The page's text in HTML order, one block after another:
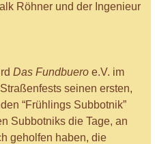
Röhner und der Ingenieur
Das Fundbuero e.V. im
seinen ersten,
“Frühlings Subbotnik”
Subbotniks die Tage, an
geholfen haben, die